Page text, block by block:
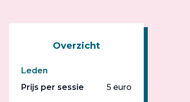
Overzicht
Leden
Prijs per sessie
5 euro